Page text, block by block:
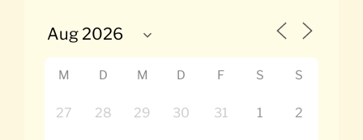
M D M D F S S
27 28 29 30 31 1 2